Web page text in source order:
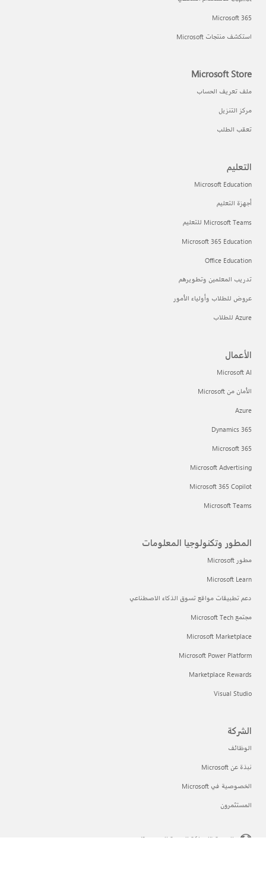
Microsoft 365
استكشف منتجات Microsoft
Microsoft Store
ملف تعريف الحساب
مركز التنزيل
تعقب الطلب
التعليم
Microsoft Education
أجهزة التعليم
Microsoft Teams للتعليم
Microsoft 365 Education
Office Education
تدريب المعلمين وتطويرهم
عروض للطلاب وأولياء الأمور
Azure للطلاب
الأعمال
Microsoft AI
الأمان من Microsoft
Azure
Dynamics 365
Microsoft 365
Microsoft Advertising
Microsoft 365 Copilot
Microsoft Teams
المطور وتكنولوجيا المعلومات
مطور Microsoft
Microsoft Learn
دعم تطبيقات مواقع تسوق الذكاء الاصطناعي
مجتمع Microsoft Tech
Microsoft Marketplace
Microsoft Power Platform
Marketplace Rewards
Visual Studio
الشركة
الوظائف
نبذة عن Microsoft
الخصوصية في Microsoft
المستثمرون
العربية (المملكة العربية السعودية)